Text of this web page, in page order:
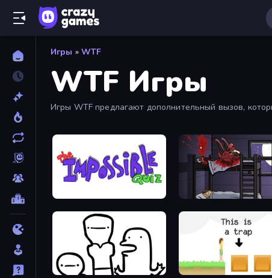
Игры » WTF
WTF Игры
Игры WTF предлагают дополнительный вызов,
The Visitor
I Don't Even Know The Unfair Platformer